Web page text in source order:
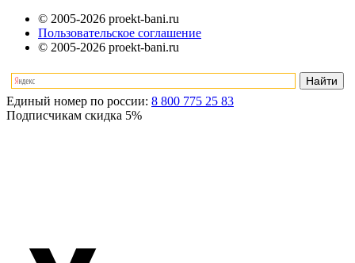
© 2005-2026 proekt-bani.ru
Пользовательское соглашение
© 2005-2026 proekt-bani.ru
Единый номер по россии: 8 800 775 25 83
Подписчикам скидка 5%